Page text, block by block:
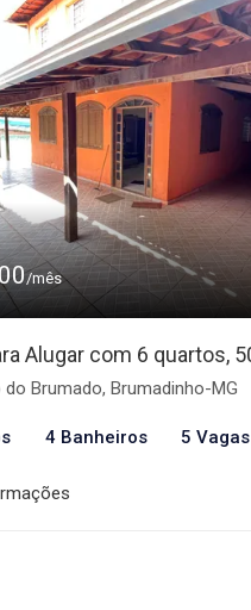
/mês
Alugar com 6 quartos,
do Brumado, Brumadinho-MG
4 Banheiros 5 Vagas